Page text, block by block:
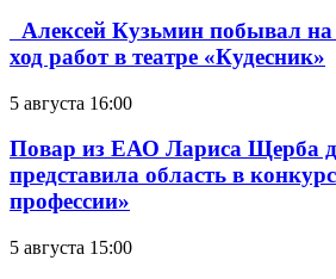
Алексей Кузьмин побывал на
ход работ в театре «Кудесник»
5 августа 16:00
Повар из ЕАО Лариса Щерба
представила область в
профессии»
5 августа 15:00